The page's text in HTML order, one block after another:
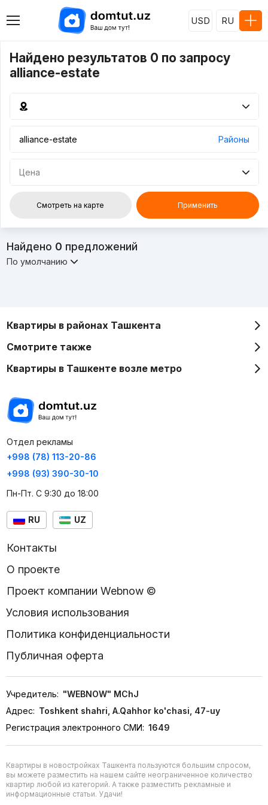
USD RU
Найдено результатов 0 по запросу
alliance-estate
Районы
Цена
Смотреть на карте Применить
Найдено 0 предложений
По умолчанию
Квартиры в районах Ташкента
Смотрите также
Квартиры в Ташкенте возле метро
Отдел рекламы
+998 (78) 113-20-86
+998 (93) 390-30-10
Пн-Пт. С 9:30 до 18:00
RU UZ
Контакты
О проекте
Проект компании Webnow ©
Условия использования
Политика конфиденциальности
Публичная оферта
Учредитель: "WEBNOW" MChJ
Адрес: Toshkent shahri, A.Qahhor ko'chasi, 47-uy
Регистрация электронного СМИ: 1649
Квартиры в новостройках Ташкента пользуются большим спросом,
вы можете разместить на нашем сайте неограниченное количество
квартир любой из категорий. А также разместить рекламные и
информационные статьи. Удачи!